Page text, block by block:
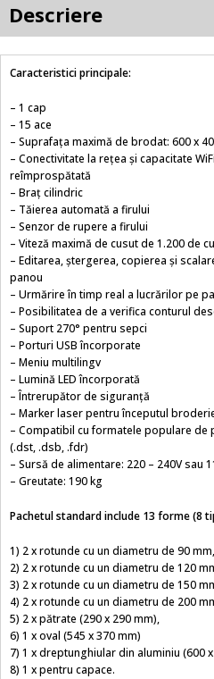
Descriere
Caracteristici principale:
– 1 cap
– 15 ace
– Suprafața maximă de brodat: 600 x
– Conectivitate la rețea și capacitate
reîmprospătată
– Braț cilindric
– Tăierea automată a firului
– Senzor de rupere a firului
– Viteză maximă de cusut de 1.200 de
– Editarea, ștergerea, copierea și
panou
– Urmărire în timp real a lucrărilor pe
– Posibilitatea de a verifica conturul
– Suport 270° pentru sepci
– Porturi USB încorporate
– Meniu multilingv
– Lumină LED încorporată
– Întrerupător de siguranță
– Marker laser pentru începutul
– Compatibil cu formatele populare de
(.dst, .dsb, .fdr)
– Sursă de alimentare: 220 – 240V sau
– Greutate: 190 kg
Pachetul standard include 13 forme (8
1) 2 x rotunde cu un diametru de 90 mm,
2) 2 x rotunde cu un diametru de 120
3) 2 x rotunde cu un diametru de 150
4) 2 x rotunde cu un diametru de 200
5) 2 x pătrate (290 x 290 mm),
6) 1 x oval (545 x 370 mm)
7) 1 x dreptunghiular din aluminiu (600
8) 1 x pentru capace.